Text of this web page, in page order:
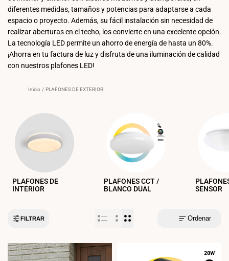
diferentes medidas, tamaños y potencias para adaptarse a cada
espacio o proyecto. Además, su fácil instalación sin necesidad de
realizar aberturas en el techo, los convierte en una excelente opción.
La tecnología LED permite un ahorro de energía de hasta un 80%.
¡Ahorra en tu factura de luz y disfruta de una iluminación de calidad
con nuestros plafones LED!
Inicio / PLAFONES DE EXTERIOR
PLAFONES DE
INTERIOR
PLAFONES CCT /
BLANCO DUAL
SENSOR
FILTRAR Ordenar